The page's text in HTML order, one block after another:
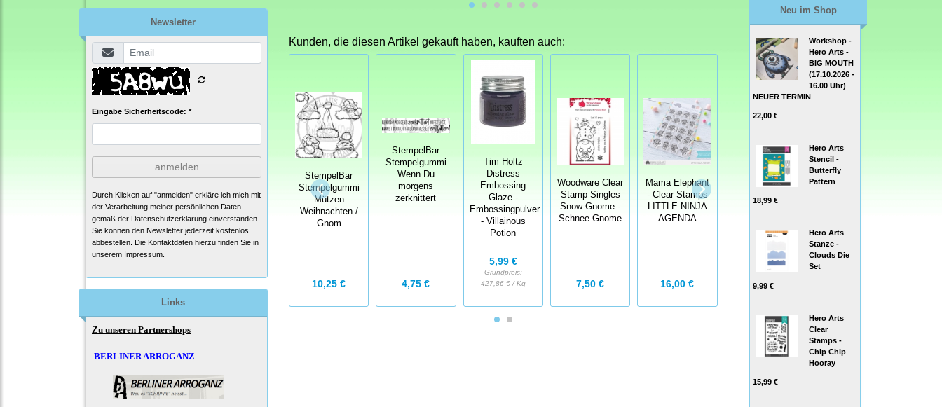
Newsletter
Eingabe Sicherheitscode: *
anmelden
Durch Klicken auf "anmelden" erkläre ich mich mit
der Verarbeitung meiner persönlichen Daten
gemäß der Datenschutzerklärung einverstanden.
Sie können den Newsletter jederzeit kostenlos
abbestellen. Die Kontaktdaten hierzu finden Sie in
unserem Impressum.
Links
Zu unseren Partnershops
BERLINER ARROGANZ
Kunden, die diesen Artikel gekauft haben, kauften auch:
StempelBar
Stempelgummi
Mützen
Weihnachten /
Gnom
10,25 €
StempelBar
Stempelgummi
Wenn Du
morgens
zerknittert
4,75 €
Tim Holtz
Distress
Embossing
Glaze -
Embossingpulver
- Villainous
Potion
5,99 €
Grundpreis:
427,86 € / Kg
Woodware Clear
Stamp Singles
Snow Gnome -
Schnee Gnome
7,50 €
Mama Elephant
- Clear Stamps
LITTLE NINJA
AGENDA
16,00 €
Mama Elephant
- Clear Stamps
LITTLE SLOTH
16,00 €
Neu im Shop
Workshop -
Hero Arts -
BIG MOUTH
(17.10.2026 -
16.00 Uhr)
NEUER TERMIN
22,00 €
Hero Arts
Stencil -
Butterfly
Pattern
18,99 €
Hero Arts
Stanze -
Clouds Die
Set
9,99 €
Hero Arts
Clear
Stamps -
Chip Chip
Hooray
15,99 €